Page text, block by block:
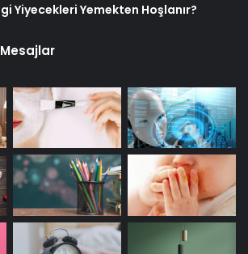
Yiyecekleri Yemekten Hoşlanır?